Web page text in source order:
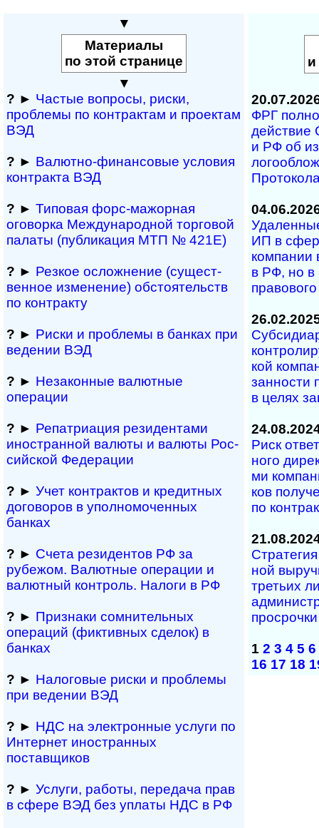
▼
Материалы
по этой странице
▼
? ► Частые вопросы, рис­ки,
проблемы по конт­рактам и проектам
ВЭД
? ► Валютно-финансовые условия
контракта ВЭД
? ► Типовая форс-мажор­ная
оговорка Междуна­род­ной торговой
палаты (публикация МТП № 421Е)
? ► Резкое осложнение (сущест­
вен­ное измене­ние) обсто­ятельств
по контракту
? ► Риски и проблемы в банках при
ведении ВЭД
? ► Незаконные валютные
операции
? ► Репатриация ре­зи­ден­та­ми
иностранной ва­лю­ты и валюты Рос­
сий­ской Федерации
? ► Учет контрактов и кре­дит­ных
договоров в упол­номоченных
банках
? ► Счета резидентов РФ за
рубежом. Валютные операции и
валютный контроль. Налоги в РФ
? ► Признаки сомнитель­ных
операций (фиктивных сделок) в
банках
? ► Налоговые риски и проблемы
при ведении ВЭД
? ► НДС на электронные услуги по
Интернет иностранных
поставщиков
? ► Услуги, работы, пе­ре­да­ча прав
в сфере ВЭД без уплаты НДС в РФ
и
ФРГ
дей­ст­вие
и РФ об
ИП в
ком­па­нии
в РФ, но в
кой
зан­но­с­ти
в це­лях
Риск
но­го
ми
ков
по
ной
тре­ть­их
1 2 3 4 5 6
16 17 18